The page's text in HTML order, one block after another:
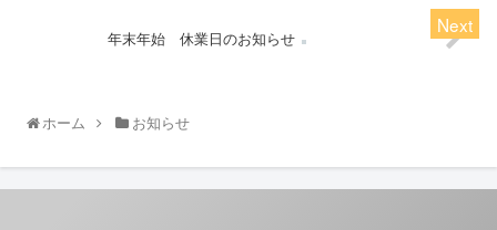
年末年始 休業日のお知らせ
ホーム お知らせ